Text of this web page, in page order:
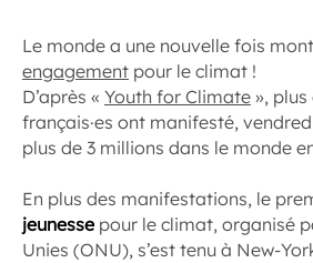
Le monde a une nouvelle fois
engagement pour le climat !
D’après « Youth for Climate »,
français·es ont manifesté,
plus de 3 millions dans le monde
En plus des manifestations, le
jeunessepour le climat, organisé
Unies (ONU), s’est tenu à New-